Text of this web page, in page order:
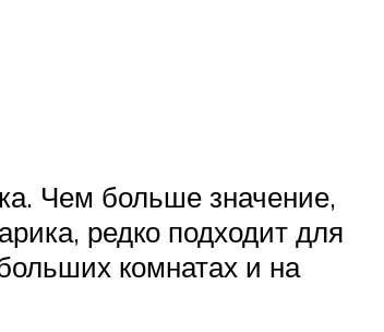
Чем больше значение,
редко подходит для
комнатах и на